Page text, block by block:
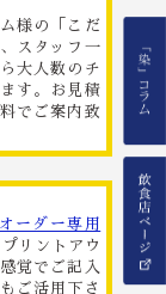
様の「こだ
スタッフ一
大人数のチ
す。お見積
でご案内致
オーダー専用
リントアウ
覚でご記入
ご活用下さ